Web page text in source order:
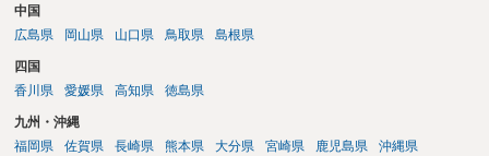
中国
広島県
岡山県 山口県 鳥取県 島根県
四国
香川県
愛媛県 高知県 徳島県
九州・沖縄
福岡県
佐賀県 長崎県 熊本県 大分県 宮崎県 鹿児島県 沖縄県